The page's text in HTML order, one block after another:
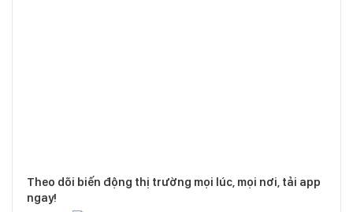
Theo dõi biến động thị trường mọi lúc, mọi nơi, tải app
ngay!